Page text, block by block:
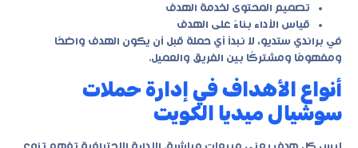
تصميم المحتوى لخدمة الهدف
قياس الأداء بناءً على الهدف
في براندي ستديو، لا نبدأ أي حملة قبل أن يكون الهدف واضحًا
ومفهومًا ومشتركًا بين الفريق والعميل.
أنواع الأهداف في إدارة حملات
سوشيال ميديا الكويت